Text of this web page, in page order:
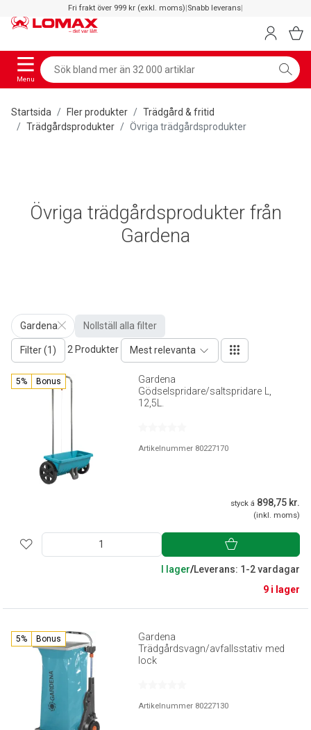
Fri frakt över 999 kr (exkl. moms)|Snabb leverans|
Menu
Startsida Fler produkter
Trädgård & fritid
Trädgårdsprodukter
Övriga trädgårdsprodukter
Övriga trädgårdsprodukter från
Gardena
Gardena Nollställ alla filter
Filter (1) 2 Produkter Mest relevanta
5% Bonus
Gardena
Gödselspridare/saltspridare L,
12,5L.
Artikelnummer 80227170
styck á 898,75 kr.
(inkl. moms)
I lager/Leverans: 1-2 vardagar
9 i lager
5% Bonus
Gardena
Trädgårdsvagn/avfallsstativ med
lock
Artikelnummer 80227130